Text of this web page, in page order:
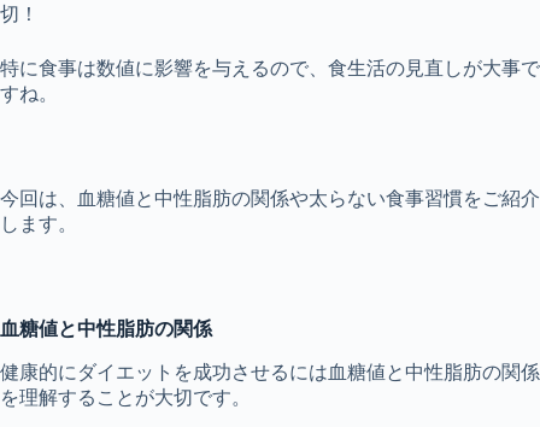
切！
特に食事は数値に影響を与えるので、食生活の見直しが大事で
すね。
今回は、血糖値と中性脂肪の関係や太らない食事習慣をご紹介
します。
血糖値と中性脂肪の関係
健康的にダイエットを成功させるには血糖値と中性脂肪の関係
を理解することが大切です。